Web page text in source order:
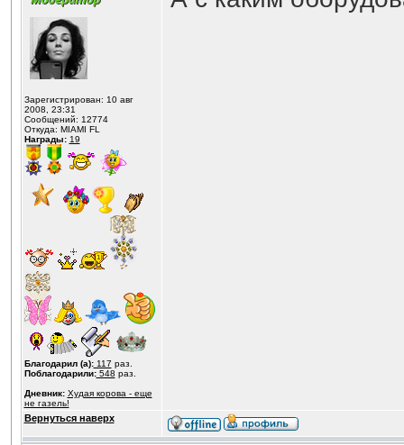
Зарегистрирован: 10 авг
2008, 23:31
Сообщений: 12774
Откуда: MIAMI FL
Награды: 19
Благодарил (а):117 раз.
Поблагодарили:548 раз.
Дневник: Худая корова - еще
не газель!
Вернуться наверх